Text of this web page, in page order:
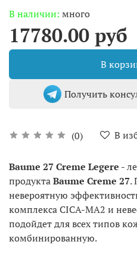
(0) В
В наличии: много
17780.00 руб
В
Получить
Baume 27 Creme Legere -
продуктаBaume Creme 27.
невероятную
комплекса CICA-MA2 и
подойдет для всех типов
комбинированную.